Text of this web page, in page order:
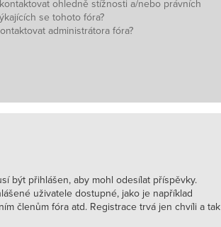
ohledně stížnosti a/nebo právních
se tohoto fóra?
administrátora fóra?
být přihlášen, aby mohl odesílat příspěvky.
uživatele dostupné, jako je například
členům fóra atd. Registrace trvá jen chvíli a tak